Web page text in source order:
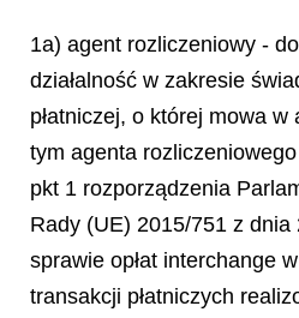
1a) agent rozliczeniowy -
działalność w zakresie
płatniczej, o której mowa
tym agenta
pkt 1 rozporządzenia
Rady (UE) 2015/751 z
sprawie opłat interchange
transakcji płatniczych